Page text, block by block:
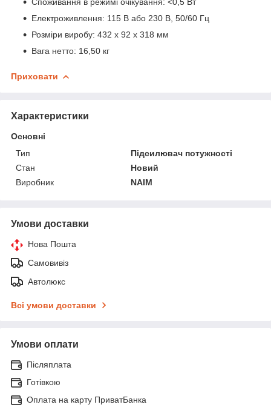
Електроживлення: 115 В або 230 В, 50/60 Гц
Розміри виробу: 432 х 92 х 318 мм
Вага нетто: 16,50 кг
Приховати
Характеристики
Основні
Тип
Підсилювач потужності
Стан
Новий
Виробник
NAIM
Умови доставки
Нова Пошта
Самовивіз
Автолюкс
Всі умови доставки
Умови оплати
Післяплата
Готівкою
Оплата на карту ПриватБанка